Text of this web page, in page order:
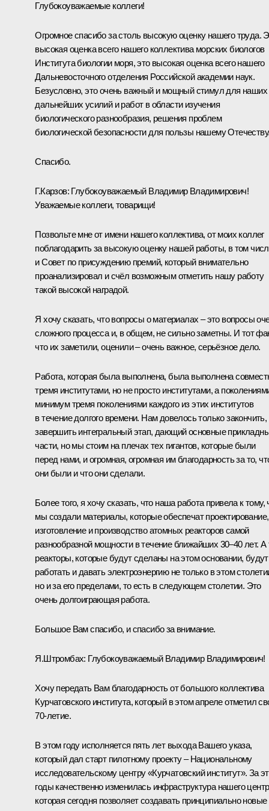
Глубокоуважаемые коллеги!
Огромное спасибо за столь высокую оценку нашего труда.
высокая оценка всего нашего коллектива морских биологов
Института биологии моря, это высокая оценка всего нашего
Дальневосточного отделения Российской академии наук.
Безусловно, это очень важный и мощный стимул для наших
дальнейших усилий и работ в области изучения
биологического разнообразия, решения проблем
биологической безопасности для пользы нашему
Спасибо.
Г.Карзов: Глубокоуважаемый Владимир Владимирович!
Уважаемые коллеги, товарищи!
Позвольте мне от имени нашего коллектива, от моих коллег
поблагодарить за высокую оценку нашей работы, в том
и Совет по присуждению премий, который внимательно
проанализировал и счёл возможным отметить нашу работу
такой высокой наградой.
Я хочу сказать, что вопросы о материалах – это вопросы
сложного процесса и, в общем, не сильно заметны. И тот
что их заметили, оценили – очень важное, серьёзное дело.
Работа, которая была выполнена, была выполнена
тремя институтами, но не просто институтами, а
минимум тремя поколениями каждого из этих институтов
в течение долгого времени. Нам довелось только закончить,
завершить интегральный этап, дающий основные
части, но мы стоим на плечах тех гигантов, которые были
перед нами, и огромная, огромная им благодарность за то,
они были и что они сделали.
Более того, я хочу сказать, что наша работа привела к тому,
мы создали материалы, которые обеспечат проектирование,
изготовление и производство атомных реакторов самой
разнообразной мощности в течение ближайших 30–40 лет. А
реакторы, которые будут сделаны на этом основании, будут
работать и давать электроэнергию не только в этом
но и за его пределами, то есть в следующем столетии. Это
очень долгоиграющая работа.
Большое Вам спасибо, и спасибо за внимание.
Я.Штромбах: Глубокоуважаемый Владимир Владимирович!
Хочу передать Вам благодарность от большого коллектива
Курчатовского института, который в этом апреле отметил
70-летие.
В этом году исполняется пять лет выхода Вашего указа,
который дал старт пилотному проекту – Национальному
исследовательскому центру «Курчатовский институт». За
годы качественно изменилась инфраструктура нашего
которая сегодня позволяет создавать принципиально новые